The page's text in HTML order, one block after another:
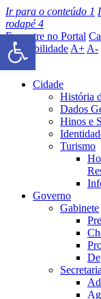
Ir para o conteúdo 1
rodapé4
Encontre no Portal
Acessibilidade A+ A-
Cidade
História
Dados
Hinos e
Turismo
Governo
Gabinete
Barra de Ferramentas Aberta